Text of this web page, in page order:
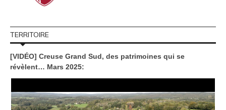
TERRITOIRE
[VIDÉO] Creuse Grand Sud, des patrimoines qui se
révèlent… Mars 2025: